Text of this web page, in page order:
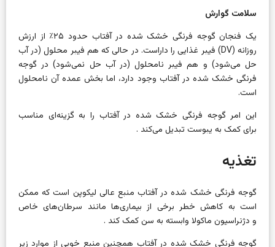
سلامت گوارش
یک فنجان گوجه فرنگی خشک شده در آفتاب حدود ۲۵٪ از ارزش
روزانه (DV) فیبر غذایی را داراست.
در حالی که هم فیبر محلول (در آب
حل می‌شود) و هم فیبر نامحلول (در آب حل نمی‌شود) در گوجه
فرنگی خشک شده در آفتاب وجود دارد، اما بخش عمده آن نامحلول
است.
این امر گوجه فرنگی خشک شده در آفتاب را به گزینه‌ای مناسب
برایکمک به یبوست تبدیل می‌کند .
تغذیه
گوجه فرنگی خشک شده در آفتاب منبع عالی لیکوپن است که ممکن
است به کاهش خطر برخی از بیماری‌ها مانند سرطان‌هایخاص
و دژنراسیون ماکولا وابسته به سنکمک کند .
گوجه فرنگی خشک شده در آفتاب همچنین منبع خوبی از موارد زیر